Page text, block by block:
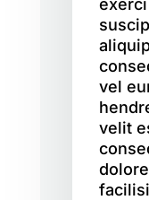
vel
velit